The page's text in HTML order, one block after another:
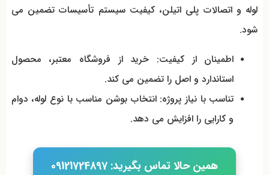
لوله و اتصالات پلی اتیلن، کیفیت سیستم تأسیسات تضمین می
شود.
اطمینان از کیفیت: خرید از فروشگاه معتبر، محصول
استاندارد و اصل را تضمین می کند.
تناسب با نیاز پروژه: انتخاب بوشن مناسب با نوع لوله، دوام
و کارایی را افزایش می دهد.
همین حالا تماس بگیرید: 09121724897